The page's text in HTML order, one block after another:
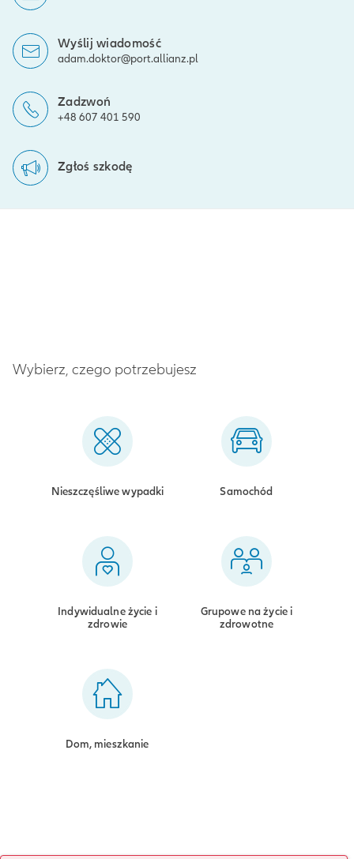
Wyślij wiadomość
adam.doktor@port.allianz.pl
Zadzwoń
+48 607 401 590
Zgłoś szkodę
Wybierz, czego potrzebujesz
Nieszczęśliwe wypadki Samochód
Indywidualne życie i
zdrowie
Grupowe na życie i
zdrowotne
Dom, mieszkanie